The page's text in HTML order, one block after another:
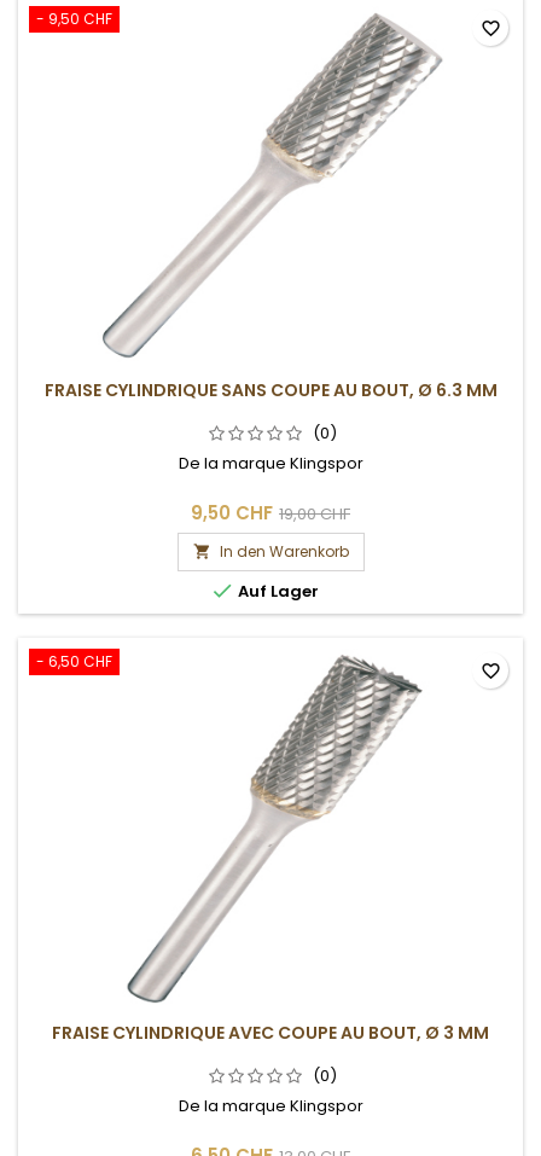
- 9,50 CHF
FRAISE CYLINDRIQUE SANS COUPE AU BOUT, Ø 6.3 MM
(0)
De la marque Klingspor
9,50 CHF 19,00 CHF
 In den Warenkorb
 Auf Lager
favorite_border
- 6,50 CHF
FRAISE CYLINDRIQUE AVEC COUPE AU BOUT, Ø 3 MM
(0)
De la marque Klingspor
favorite_border